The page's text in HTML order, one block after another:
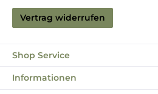
Vertrag widerrufen
Shop Service
Informationen